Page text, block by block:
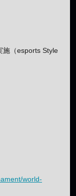
施（esports Style
world-